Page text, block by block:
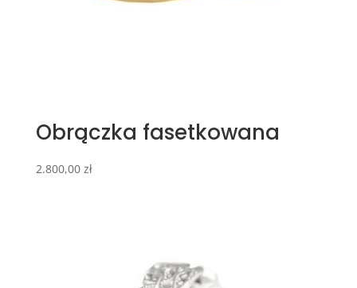
Obrączka fasetkowana
2.800,00 zł